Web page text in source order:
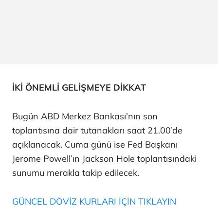
İKİ ÖNEMLİ GELİŞMEYE DİKKAT
Bugün ABD Merkez Bankası’nın son
toplantısına dair tutanakları saat 21.00’de
açıklanacak. Cuma günü ise Fed Başkanı
Jerome Powell’ın Jackson Hole toplantısındaki
sunumu merakla takip edilecek.
GÜNCEL DÖVİZ KURLARI İÇİN TIKLAYIN